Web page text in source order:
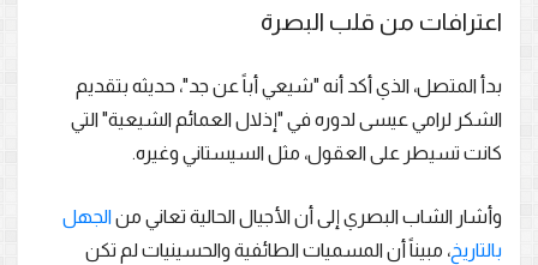
اعترافات من قلب البصرة
بدأ المتصل، الذي أكد أنه "شيعي أباً عن جد"، حديثه بتقديم
الشكر لرامي عيسى لدوره في "إذلال العمائم الشيعية" التي
كانت تسيطر على العقول، مثل السيستاني وغيره.
وأشار الشاب البصري إلى أن الأجيال الحالية تعاني منالجهل
بالتاريخ، مبيناً أن المسميات الطائفية والحسينيات لم تكن